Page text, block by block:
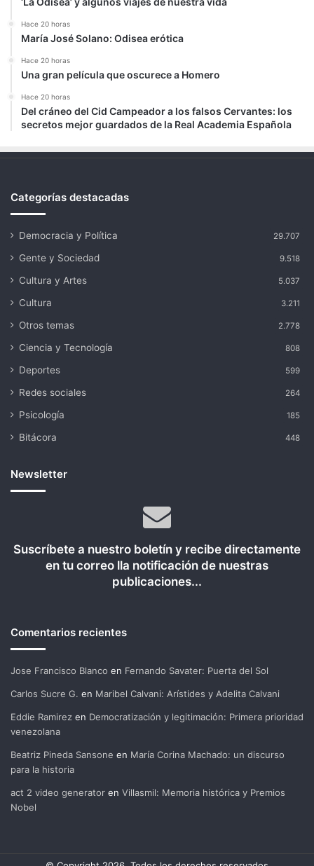
Hace 20 horas
María José Solano: Odisea erótica
Hace 20 horas
Una gran película que oscurece a Homero
Hace 20 horas
Del cráneo del Cid Campeador a los falsos Cervantes: los
secretos mejor guardados de la Real Academia Española
Categorías destacadas
Democracia y Política 29.707
Gente y Sociedad 9.518
Cultura y Artes 5.037
Cultura 3.211
Otros temas 2.778
Ciencia y Tecnología 808
Deportes 599
Redes sociales 264
Psicología 185
Bitácora 448
Newsletter
Suscríbete a nuestro boletín y recibe directamente
en tu correo lla notificación de nuestras
publicaciones...
Comentarios recientes
Jose Francisco Blanco en Fernando Savater: Puerta del Sol
Carlos Sucre G. en Maribel Calvani: Arístides y Adelita Calvani
Eddie Ramirez en Democratización y legitimación: Primera prioridad
venezolana
Beatriz Pineda Sansone en María Corina Machado: un discurso
para la historia
act 2 video generator en Villasmil: Memoria histórica y Premios
Nobel